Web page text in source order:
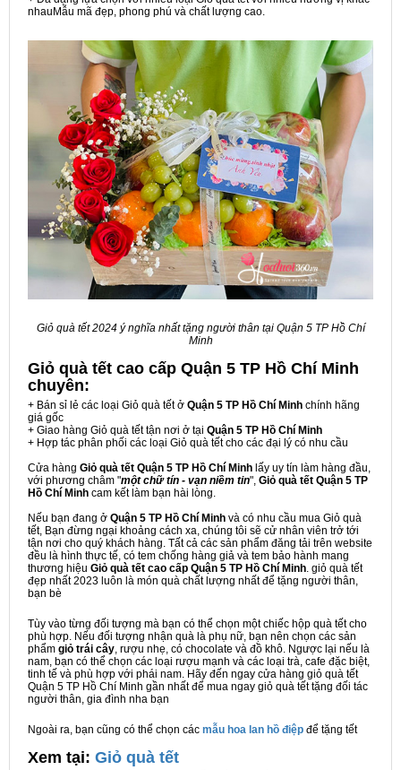
nhauMẫu mã đẹp, phong phú và chất lượng cao.
Giỏ quà tết 2024 ý nghĩa nhất tặng người thân tại Quận 5 TP Hồ Chí
Minh
Giỏ quà tết cao cấp Quận 5 TP Hồ Chí Minh
chuyên:
+ Bán sỉ lẻ các loại Giỏ quà tết ở Quận 5 TP Hồ Chí Minh chính hãng
giá gốc
+ Giao hàng Giỏ quà tết tận nơi ở tại Quận 5 TP Hồ Chí Minh
+ Hợp tác phân phối các loại Giỏ quà tết cho các đại lý có nhu cầu
Cửa hàng Giỏ quà tết Quận 5 TP Hồ Chí Minh lấy uy tín làm hàng đầu,
với phương châm "một chữ tín - vạn niềm tin", Giỏ quà tết Quận 5 TP
Hồ Chí Minh cam kết làm bạn hài lòng.
Nếu bạn đang ở Quận 5 TP Hồ Chí Minh và có nhu cầu mua Giỏ quà
tết, Bạn đừng ngại khoảng cách xa, chúng tôi sẽ cử nhân viên trở tới
tận nơi cho quý khách hàng. Tất cả các sản phẩm đăng tải trên website
đều là hình thực tế, có tem chống hàng giả và tem bảo hành mang
thương hiệu Giỏ quà tết cao cấp Quận 5 TP Hồ Chí Minh. giỏ quà tết
đẹp nhất 2023 luôn là món quà chất lượng nhất để tặng người thân,
bạn bè
Tùy vào từng đối tượng mà bạn có thể chọn một chiếc hộp quà tết cho
phù hợp. Nếu đối tượng nhận quà là phụ nữ, bạn nên chọn các sản
phẩm giỏ trái cây, rượu nhẹ, có chocolate và đồ khô. Ngược lại nếu là
nam, bạn có thể chọn các loại rượu mạnh và các loại trà, cafe đặc biệt,
tinh tế và phù hợp với phái nam. Hãy đến ngay cửa hàng giỏ quà tết
Quận 5 TP Hồ Chí Minh gần nhất để mua ngay giỏ quà tết tặng đối tác
người thân, gia đình nha bạn
Ngoài ra, bạn cũng có thể chọn các mẫu hoa lan hồ điệp để tặng tết
Xem tại: Giỏ quà tết